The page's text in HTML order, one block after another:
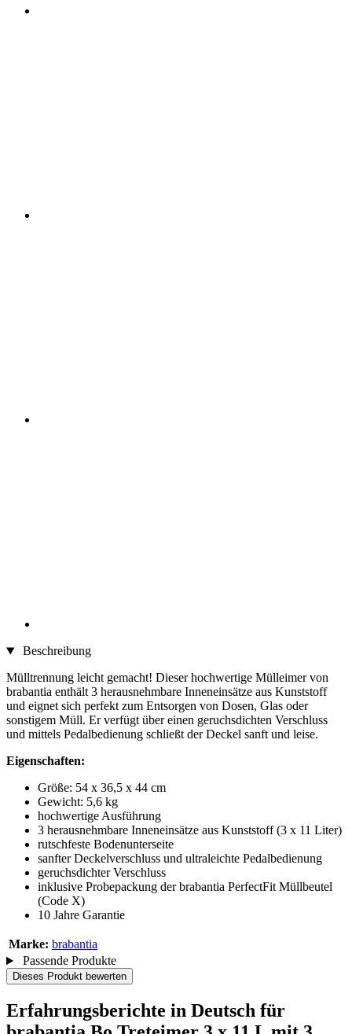
Beschreibung
Mülltrennung leicht gemacht! Dieser hochwertige Mülleimer von
brabantia enthält 3 herausnehmbare Inneneinsätze aus Kunststoff
und eignet sich perfekt zum Entsorgen von Dosen, Glas oder
sonstigem Müll. Er verfügt über einen geruchsdichten Verschluss
und mittels Pedalbedienung schließt der Deckel sanft und leise.
Eigenschaften:
Größe: 54 x 36,5 x 44 cm
Gewicht: 5,6 kg
hochwertige Ausführung
3 herausnehmbare Inneneinsätze aus Kunststoff (3 x 11 Liter)
rutschfeste Bodenunterseite
sanfter Deckelverschluss und ultraleichte Pedalbedienung
geruchsdichter Verschluss
inklusive Probepackung der brabantia PerfectFit Müllbeutel
(Code X)
10 Jahre Garantie
Marke: brabantia
Passende Produkte
Dieses Produkt bewerten
Erfahrungsberichte in Deutsch für